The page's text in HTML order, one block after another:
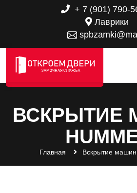
+ 7 (901) 790-
Лаврики
ВСКРЫТИЕ
Главная Вскрытие машин